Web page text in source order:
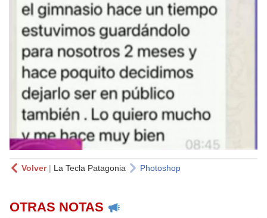
Volver| La Tecla Patagonia Photoshop
OTRAS NOTAS